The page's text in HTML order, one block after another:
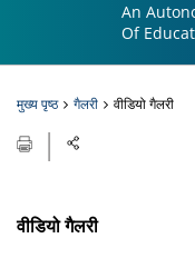
An
Of
मुख्य पृष्ठ गैलरी वीडियो गैलरी
वीडियो गैलरी